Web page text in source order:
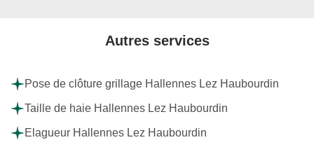
Autres services
Pose de clôture grillage Hallennes Lez Haubourdin
Taille de haie Hallennes Lez Haubourdin
Elagueur Hallennes Lez Haubourdin